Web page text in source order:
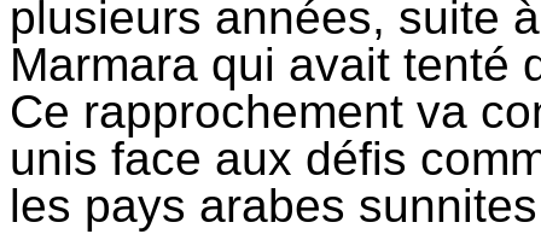
plusieurs années, suite
Marmara qui avait tenté
Ce rapprochement va
unis face aux défis
les pays arabes